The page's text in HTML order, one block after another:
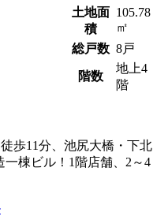
土地面
積
105.78
㎡
総戸数 8戸
階数
地上4
階
歩11分、池尻大橋・下北
一棟ビル！1階店舗、2～4